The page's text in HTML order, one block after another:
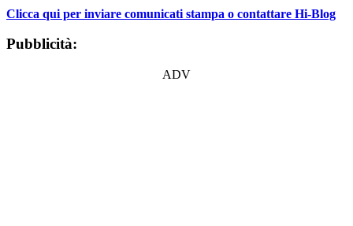
Clicca qui per inviare comunicati stampa o contattare Hi-Blog
Pubblicità:
ADV